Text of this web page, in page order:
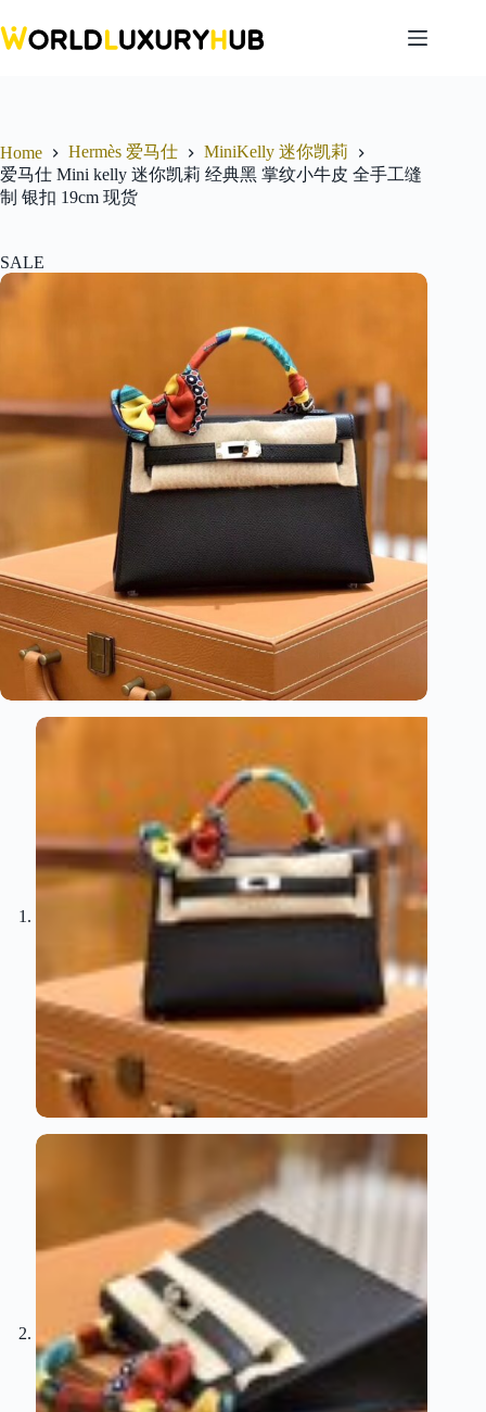
to
content
Home Hermès 爱马仕
MiniKelly 迷你凯莉
爱马仕 Mini kelly 迷你凯莉 经典黑 掌纹小牛皮 全手工缝
制 银扣 19cm 现货
SALE